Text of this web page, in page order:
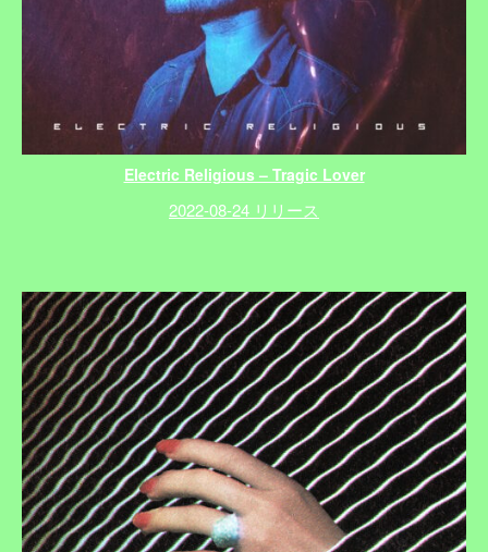
Electric Religious – Tragic Lover
2022-08-24 リリース